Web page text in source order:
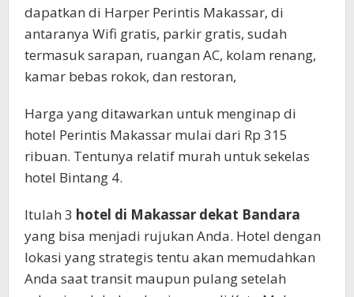
dapatkan di Harper Perintis Makassar, di
antaranya Wifi gratis, parkir gratis, sudah
termasuk sarapan, ruangan AC, kolam renang,
kamar bebas rokok, dan restoran,
Harga yang ditawarkan untuk menginap di
hotel Perintis Makassar mulai dari Rp 315
ribuan. Tentunya relatif murah untuk sekelas
hotel Bintang 4.
Itulah 3 hotel di Makassar dekat Bandara
yang bisa menjadi rujukan Anda. Hotel dengan
lokasi yang strategis tentu akan memudahkan
Anda saat transit maupun pulang setelah